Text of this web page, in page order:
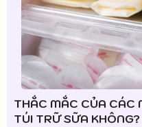
THẮC MẮC CỦA CÁC
TÚI TRỮ SỮA KHÔNG?